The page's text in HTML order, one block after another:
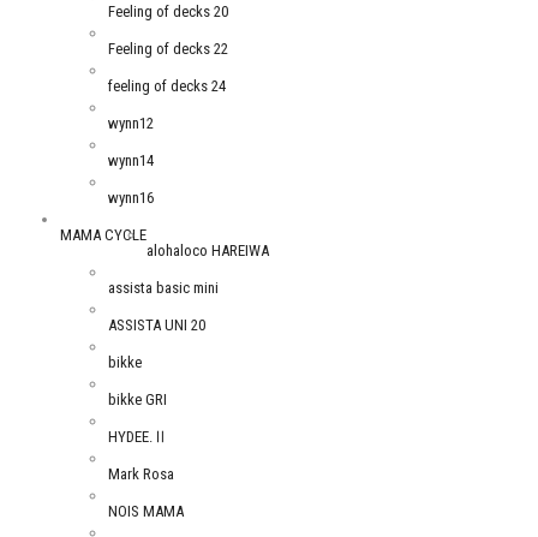
Feeling of decks 20
Feeling of decks 22
feeling of decks 24
wynn12
wynn14
wynn16
MAMA CYCLE
alohaloco HAREIWA
assista basic mini
ASSISTA UNI 20
bikke
bikke GRI
HYDEE.Ⅱ
Mark Rosa
NOIS MAMA